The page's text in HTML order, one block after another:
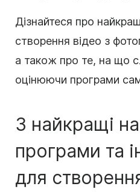
Дізнайтеся про
створення відео з
а також про те, на що
оцінюючи програми
3 найкращі
програми та
для